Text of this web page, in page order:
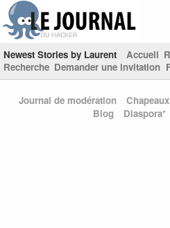
Newest Stories by Laurent Accueil
Recherche Demander une invitation
Journal de modération Chapeaux
Blog
Diaspora*